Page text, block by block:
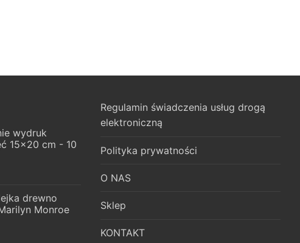
wydruk
15x20 cm - 10
drewno
Monroe
Regulamin świadczenia usług drogą
elektroniczną
Polityka prywatności
O NAS
Sklep
KONTAKT